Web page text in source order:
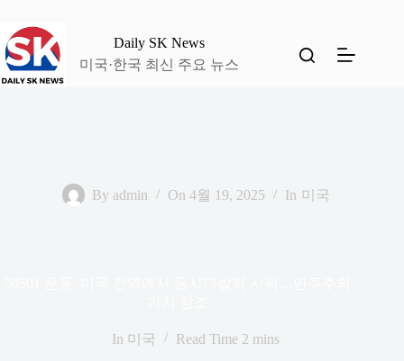
으
로
건
Daily SK News
미국·한국 최신 주요 뉴스
By admin On 4월 19, 2025 In 미국
In 미국 Read Time 2 mins